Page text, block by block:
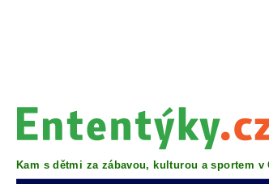
Kam s dětmi za zábavou, kulturou a sportem v